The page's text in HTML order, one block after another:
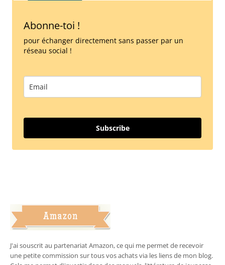
Abonne-toi !
pour échanger directement sans passer par un
réseau social !
Subscribe
J'ai souscrit au partenariat Amazon, ce qui me permet de recevoir
une petite commission sur tous vos achats via les liens de mon blog.